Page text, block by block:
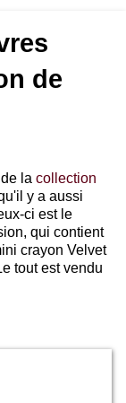
de
la collection
y a aussi
ci est le
qui contient
crayon Velvet
tout est vendu